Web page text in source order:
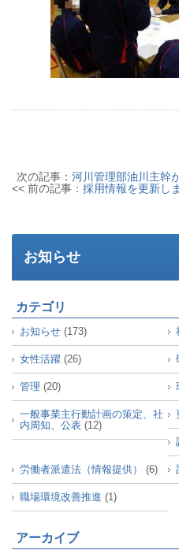
次の記事： 河川管理部油川主幹
<< 前の記事： 採用情報を更新し
お知らせ
カテゴリ
お知らせ (173)
女性活躍 (26)
管理 (20)
一般事業主行動計画の策定、社
内周知、公表 (12)
労働者派遣法（情報提供） (6)
職場環境改善推進 (1)
アーカイブ